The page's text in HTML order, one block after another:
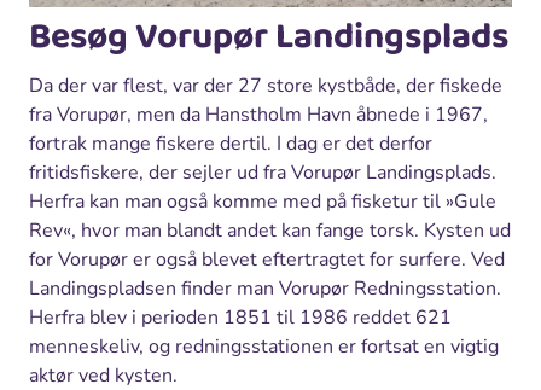
Besøg Vorupør Landingsplads
Da der var flest, var der 27 store kystbåde, der fiskede
fra Vorupør, men da Hanstholm Havn åbnede i 1967,
fortrak mange fiskere dertil. I dag er det derfor
fritidsfiskere, der sejler ud fra Vorupør Landingsplads.
Herfra kan man også komme med på fisketur til »Gule
Rev«, hvor man blandt andet kan fange torsk. Kysten ud
for Vorupør er også blevet eftertragtet for surfere. Ved
Landingspladsen finder man Vorupør Redningsstation.
Herfra blev i perioden 1851 til 1986 reddet 621
menneskeliv, og redningsstationen er fortsat en vigtig
aktør ved kysten.